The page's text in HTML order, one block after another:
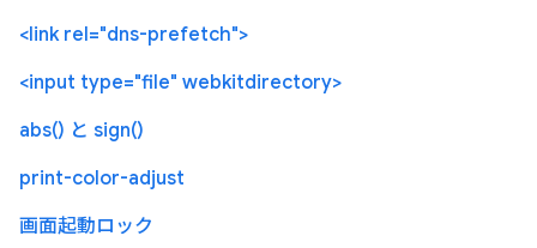
<link rel="dns-prefetch">
<input type="file" webkitdirectory>
abs() と sign()
print-color-adjust
画面起動ロック